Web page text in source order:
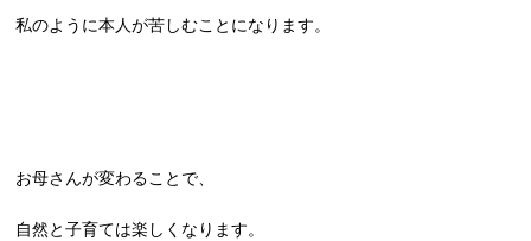
私のように本人が苦しむことになります。
お母さんが変わることで、
自然と子育ては楽しくなります。